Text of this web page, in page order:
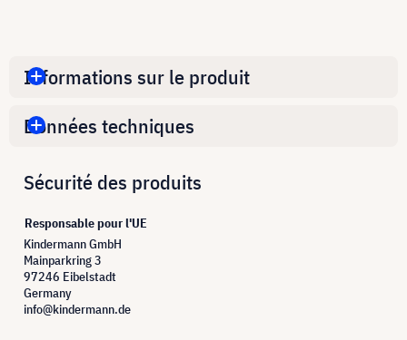
Informations sur le produit
Données techniques
Sécurité des produits
Responsable pour l'UE
Kindermann GmbH
Mainparkring 3
97246 Eibelstadt
Germany
info@kindermann.de